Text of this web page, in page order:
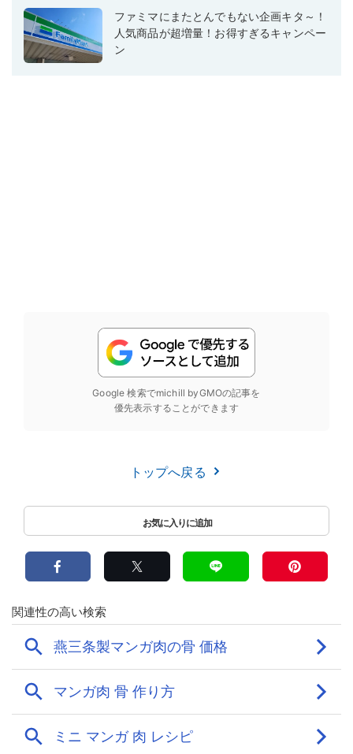
ファミマにまたとんでもない企画キタ～！
人気商品が超増量！お得すぎるキャンペー
ン
Google 検索でmichill byGMOの記事を
優先表示することができます
トップへ戻る